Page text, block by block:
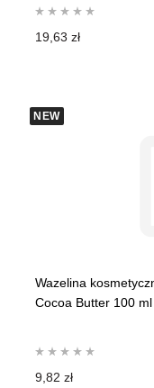
19,63 zł
NEW
Wazelina
Cocoa Butter 100 ml
9,82 zł